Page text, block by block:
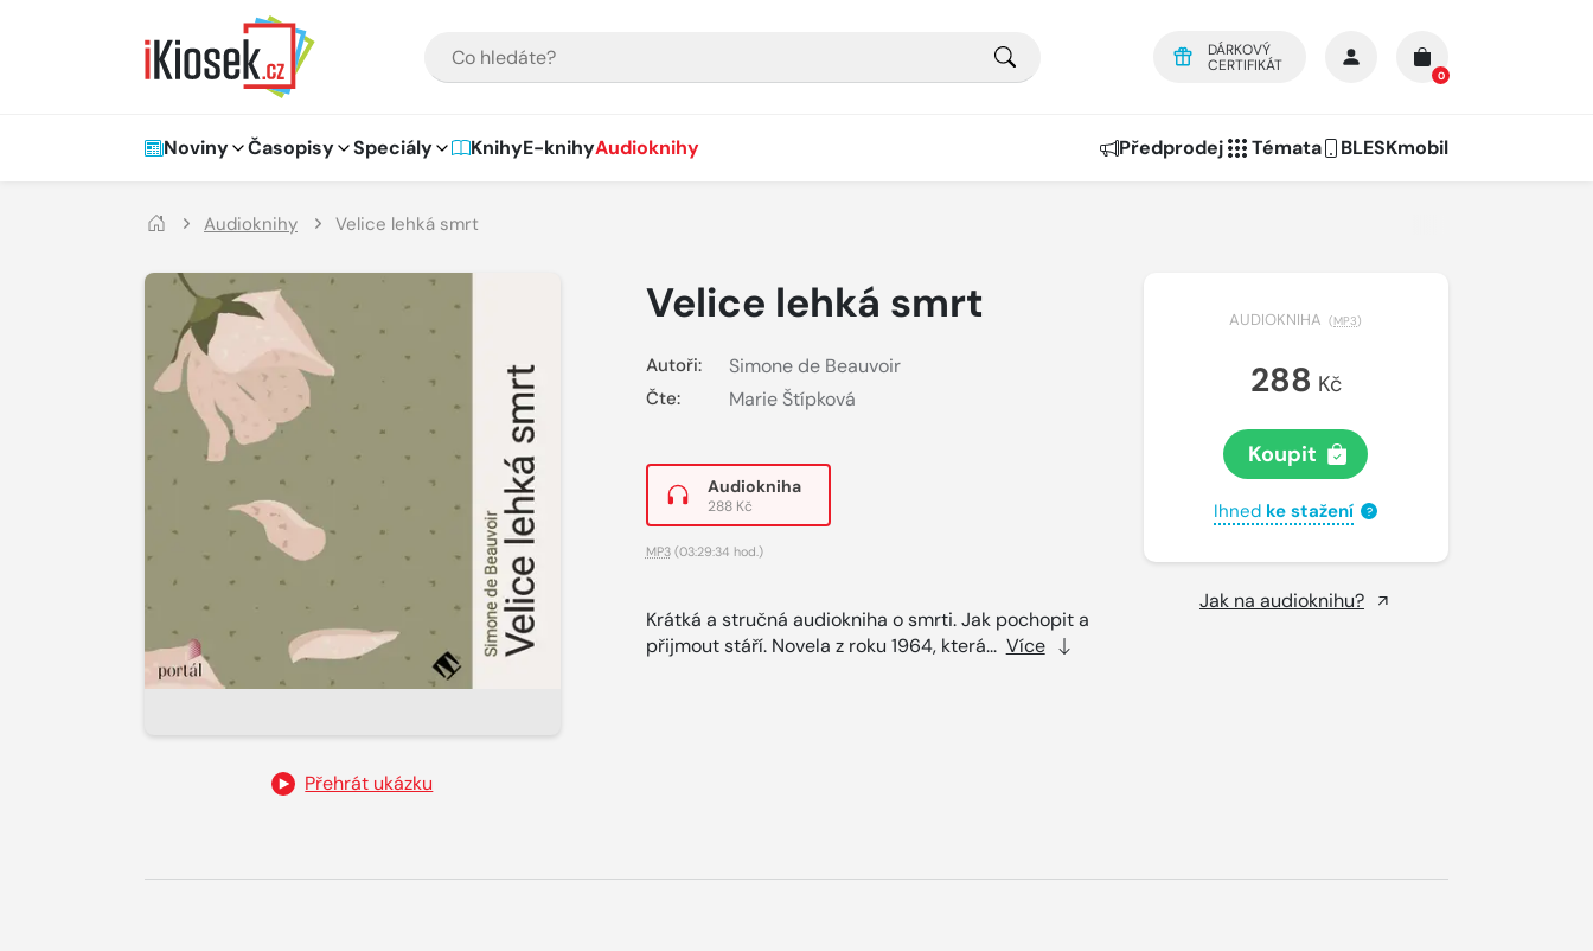
DÁRKOVÝ
CERTIFIKÁT
0
Hlavní navigace
Noviny Časopisy Speciály KnihyE-knihyAudioknihy Předprodej Témata BLESKmobil
Audioknihy Velice lehká smrt
Přehrát ukázku
Velice lehká smrt
Autoři: Simone de Beauvoir
Čte: Marie Štípková
Audiokniha
288 Kč
MP3(03:29:34 hod.)
Krátká a stručná audiokniha o smrti. Jak pochopit a
přijmout stáří. Novela z roku 1964, která... Více
AUDIOKNIHA (MP3)
288 Kč
Koupit
Ihned ke stažení ?
Jak na audioknihu?